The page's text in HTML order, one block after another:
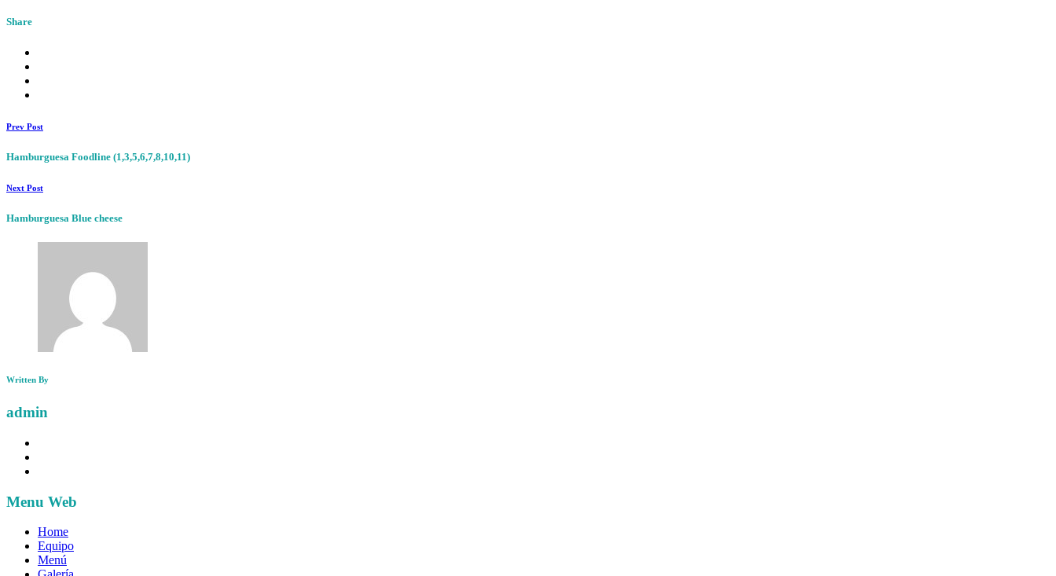
Share
Prev Post
Hamburguesa Foodline (1,3,5,6,7,8,10,11)
Next Post
Hamburguesa Blue cheese
Written By
admin
Menu Web
Home
Equipo
Menú